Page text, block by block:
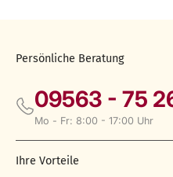
Persönliche Beratung
09563 - 75
Mo - Fr: 8:00 - 17:00 Uhr
Ihre Vorteile